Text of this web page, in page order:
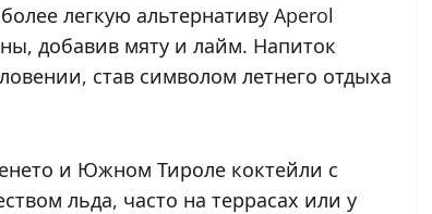
легкую альтернативу Aperol
добавив мяту и лайм. Напиток
став символом летнего отдыха
и Южном Тироле коктейли с
льда, часто на террасах или у